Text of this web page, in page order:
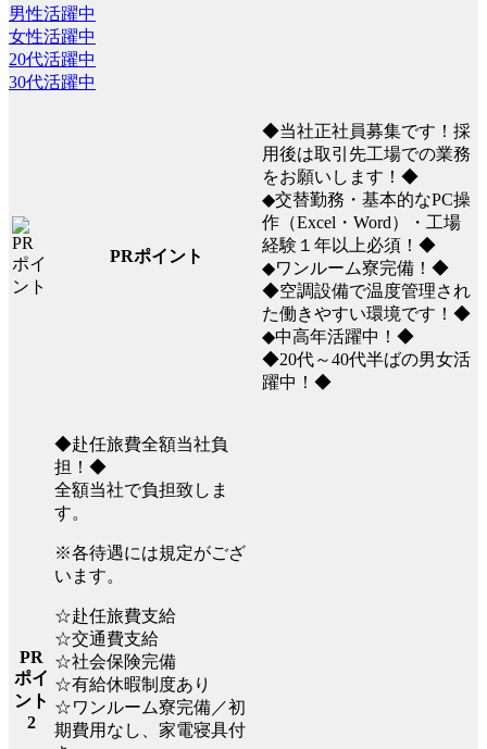
男性活躍中
女性活躍中
20代活躍中
30代活躍中
PRポイント
◆当社正社員募集です！採
用後は取引先工場での業務
をお願いします！◆
◆交替勤務・基本的なPC操
作（Excel・Word）・工場
経験１年以上必須！◆
◆ワンルーム寮完備！◆
◆空調設備で温度管理され
た働きやすい環境です！◆
◆中高年活躍中！◆
◆20代～40代半ばの男女活
躍中！◆
PR
ポイ
ント
2
◆赴任旅費全額当社負
担！◆
全額当社で負担致しま
す。
※各待遇には規定がござ
います。
☆赴任旅費支給
☆交通費支給
☆社会保険完備
☆有給休暇制度あり
☆ワンルーム寮完備／初
期費用なし、家電寝具付